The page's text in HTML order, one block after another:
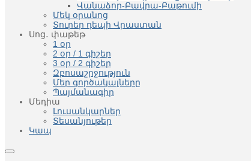
Վանաձոր-Բավրա-Բաթումի
Մեկ օրանոց
Տուրեր դեպի Վրաստան
Սոց․ փաթեթ
1 օր
2 օր / 1 գիշեր
3 օր / 2 գիշեր
Զբոսաշրջություն
Մեր գործակալները
Պայմանագիր
Մեդիա
Լուսանկարներ
Տեսանյութեր
Կապ